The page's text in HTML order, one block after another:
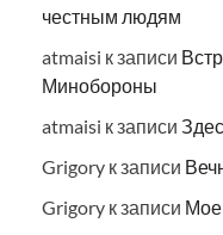
честным людям
atmaisi к записи
Минобороны
atmaisi к записи
Grigory к записи
Grigory к записи Мое